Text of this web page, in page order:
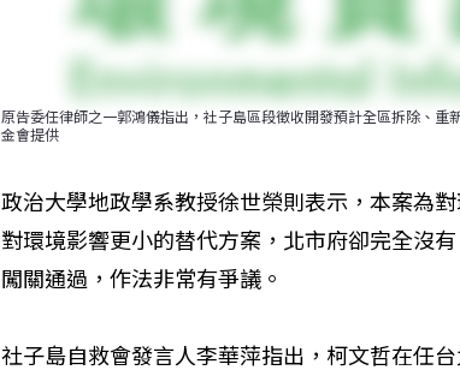
原告委任律師之一郭鴻儀指出，社子島區段徵收開發預計全區拆除、
金會提供
政治大學地政學系教授徐世榮則表示，本案為
對環境影響更小的替代方案，北市府卻完全沒
闖關通過，作法非常有爭議。
社子島自救會發言人李華萍指出，柯文哲在任